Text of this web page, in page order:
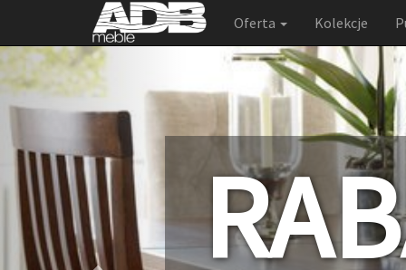
Oferta Kolekcje
Previous